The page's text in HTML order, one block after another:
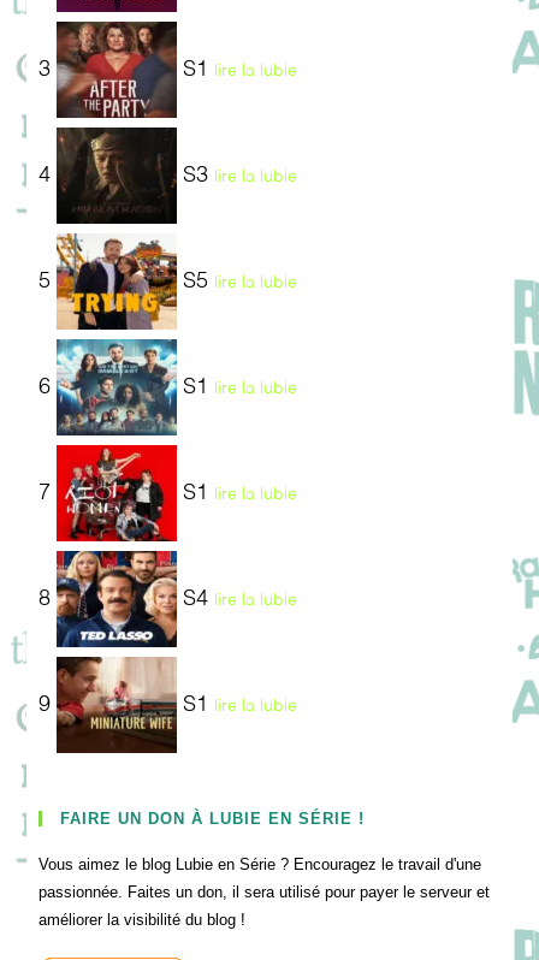
3 S1 lire la lubie
4 S3 lire la lubie
5 S5 lire la lubie
6 S1 lire la lubie
7 S1 lire la lubie
8 S4 lire la lubie
9 S1 lire la lubie
FAIRE UN DON À LUBIE EN SÉRIE !
Vous aimez le blog Lubie en Série ? Encouragez le travail d'une
passionnée. Faites un don, il sera utilisé pour payer le serveur et
améliorer la visibilité du blog !